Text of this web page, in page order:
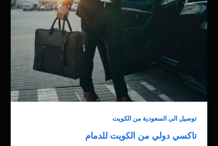
توصيل الى السعودية من الكويت
تاكسي دولي من الكويت للدمام